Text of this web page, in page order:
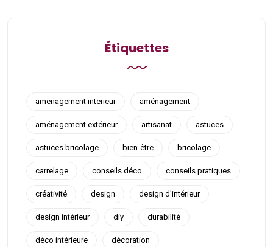
Étiquettes
amenagement interieur aménagement
aménagement extérieur artisanat astuces
astuces bricolage bien-être bricolage
carrelage conseils déco conseils pratiques
créativité design design d'intérieur
design intérieur diy durabilité
déco intérieure décoration